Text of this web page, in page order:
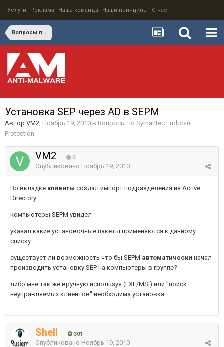
Услуги Реклама Наша команда Наши принципы О нас
Вопросы по Symantec Endpoint Protection
Установка SEP через AD в SEPM
Автор VM2, Ноябрь 19, 2010 в Вопросы по Symantec Endpoint
Protection
VM2 0
Опубликовано Ноябрь 19, 2010
Во вкладке клиенты создал импорт подразделения из Active
Directory
компьютеры SEPM увидел
указал какие установочные пакеты применяются к данному
списку
существует ли возможность что бы SEPM автоматически начал
производить установку SEP на компьютеры в группе?
либо мне так же вручную используя (EXE/MSI) или "поиск
неуправляемых клиентов" необходима установка.
Shell 301
Опубликовано Ноябрь 19, 2010